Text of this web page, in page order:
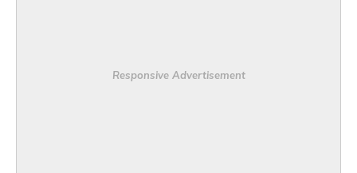
Responsive Advertisement